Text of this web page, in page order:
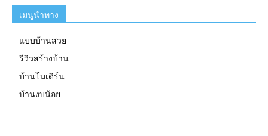
เมนูนำทาง
แบบบ้านสวย
รีวิวสร้างบ้าน
บ้านโมเดิร์น
บ้านงบน้อย